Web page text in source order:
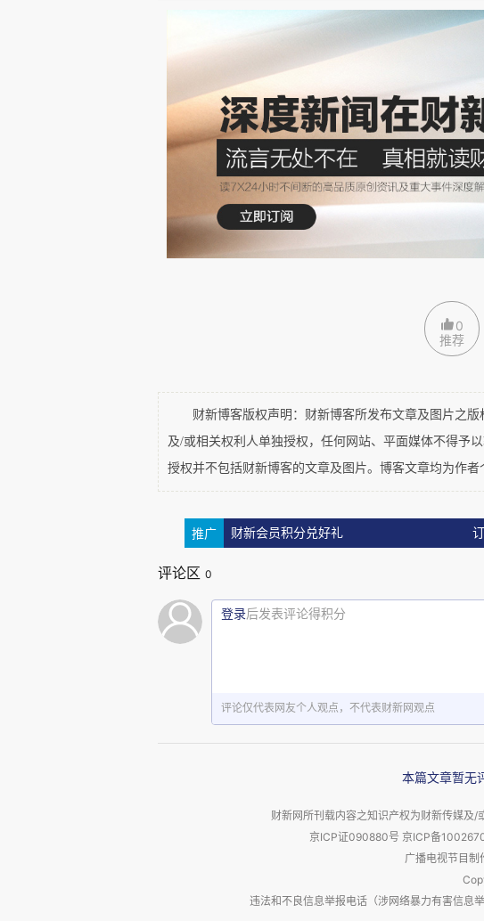
2. 无数次回顾自己的人生, 去年(2019)冬天还写
your life"是自我认识的必要途径。近一年以来, 推
年推进的土星和冥王星与我的月亮也一直成重要相
正结束一场轮回。
今年(2020)内心里既深又明确地觉得, 这一世的人
中, 对应着(位于天底附近的)凯龙星的心灵创伤是
创伤及其对人生的作用和意义, 包括绝大多数受伤
创伤的发生是一个发生在无意识层面的漫长过程
面。另一方面, 在主动的兴趣/意识层面, 从20岁开
意愿和问题意识推动着, 我一直在科学、社会理论
必要的基础。当然, 假如没有心灵深处创伤所构造
多数人一样, 无论出于应付生存还是为了获得社会
些头衔和位置。40岁之前也曾经多次尝试过, 可是
力都被挫败, 或半途而废。意识关注外在世界(包
心灵? 我的注意力总是不得不被心灵创伤所构造
大约从1993年秋天开始, 我开始感受、也意识
身的规定性和组成部分。从此再也没有早晨起来跑
的时候, 我在北师大宿舍的床上斜躺着, 感受着那
非功利的、并不指向任何外在成就的蓬勃的理智
息的profound weariness, 两者处于不同的层面,
(true self, higher self)! True Self, 是人生真正的主
0
推荐
财新博客版权声明：财新博客所发布文章及图片之版
及/或相关权利人单独授权，任何网站、平面媒体不得予
授权并不包括财新博客的文章及图片。博客文章均为作者
推广 财新会员积分兑好礼
评论区 0
登录后发表评论得积分
评论仅代表网友个人观点，不代表财新网观点
本篇文章暂无
财新网所刊载内容之知识产权为财新传媒及/
京ICP证090880号 京ICP备
广播电视节目制
违法和不良信息举报电话（涉网络暴力有害信